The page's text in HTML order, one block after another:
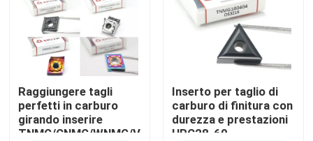
Inserzione di giro del carburo
Carburo che infila inserzione
Carburo che scanala inserzione
Raggiungere tagli
perfetti in carburo
girando inserire
TNMG/CNMG/WNMG/VNMG/DNMG
Inserto per taglio di
carburo di finitura con
durezza e prestazioni
HRC28-60